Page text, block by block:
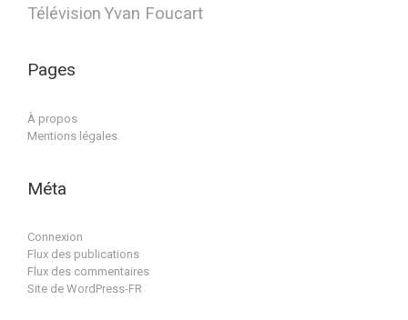
TélévisionYvan Foucart
Pages
À propos
Mentions légales
Méta
Connexion
Flux des publications
Flux des commentaires
Site de WordPress-FR